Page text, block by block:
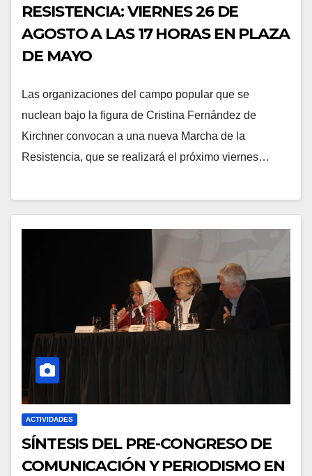
RESISTENCIA: VIERNES 26 DE
AGOSTO A LAS 17 HORAS EN PLAZA
DE MAYO
Las organizaciones del campo popular que se
nuclean bajo la figura de Cristina Fernández de
Kirchner convocan a una nueva Marcha de la
Resistencia, que se realizará el próximo viernes…
ACTIVIDADES
SÍNTESIS DEL PRE-CONGRESO DE
COMUNICACIÓN Y PERIODISMO EN